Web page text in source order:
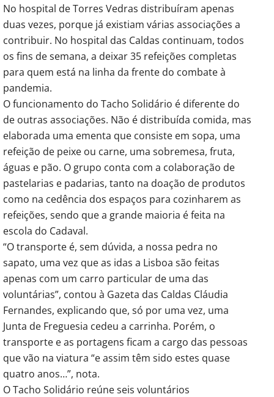
No hospital de Torres Vedras distribuíram apenas
duas vezes, porque já existiam várias associações a
contribuir. No hospital das Caldas continuam, todos
os fins de semana, a deixar 35 refeições completas
para quem está na linha da frente do combate à
pandemia.
O funcionamento do Tacho Solidário é diferente do
de outras associações. Não é distribuída comida, mas
elaborada uma ementa que consiste em sopa, uma
refeição de peixe ou carne, uma sobremesa, fruta,
águas e pão. O grupo conta com a colaboração de
pastelarias e padarias, tanto na doação de produtos
como na cedência dos espaços para cozinharem as
refeições, sendo que a grande maioria é feita na
escola do Cadaval.
“O transporte é, sem dúvida, a nossa pedra no
sapato, uma vez que as idas a Lisboa são feitas
apenas com um carro particular de uma das
voluntárias”, contou à Gazeta das Caldas Cláudia
Fernandes, explicando que, só por uma vez, uma
Junta de Freguesia cedeu a carrinha. Porém, o
transporte e as portagens ficam a cargo das pessoas
que vão na viatura “e assim têm sido estes quase
quatro anos…”, nota.
O Tacho Solidário reúne seis voluntários